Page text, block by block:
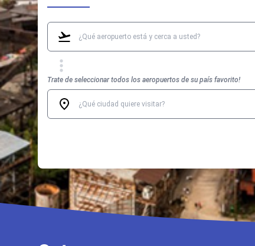
Trate de seleccionar todos los aeropuertos de su país favorito!